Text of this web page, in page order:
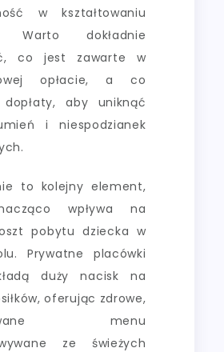
w kształtowaniu
Warto dokładnie
co jest zawarte w
opłacie, a co
aby uniknąć
i niespodzianek
to kolejny element,
wpływa na
pobytu dziecka w
Prywatne placówki
duży nacisk na
oferując zdrowe,
menu
ze świeżych